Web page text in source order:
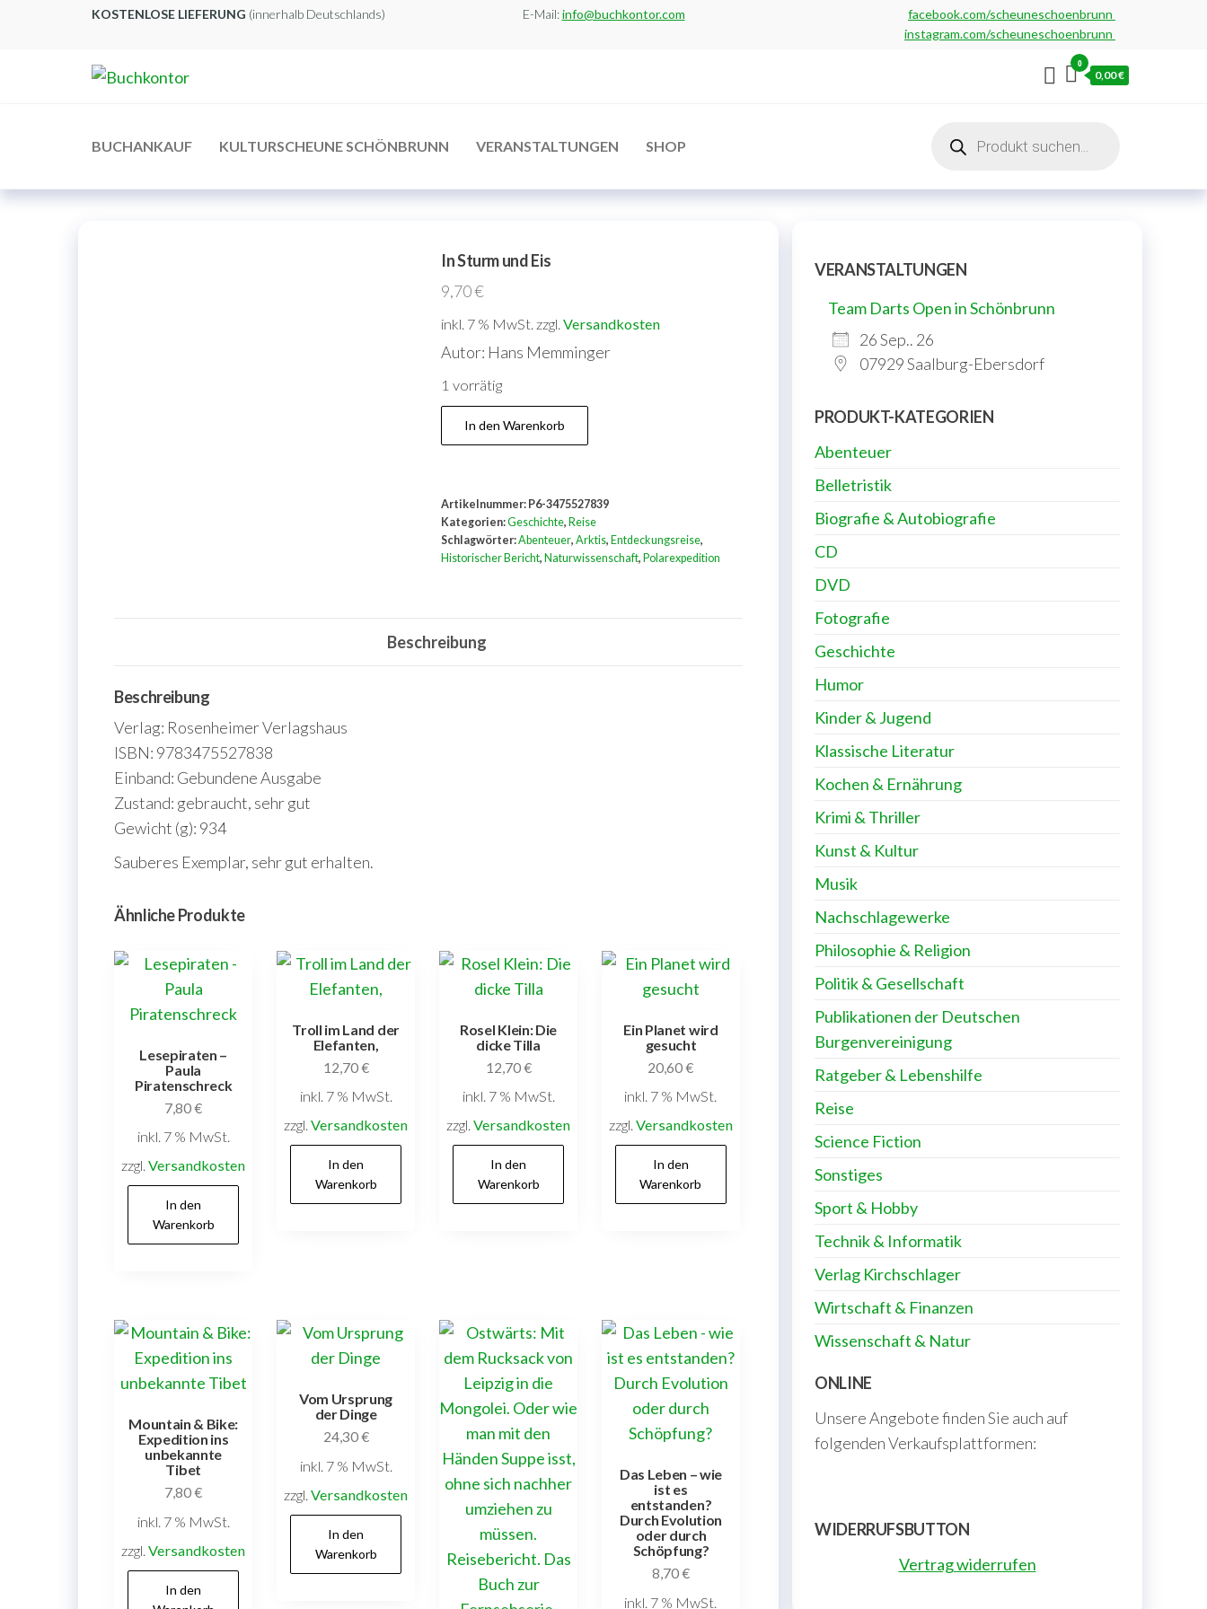
KOSTENLOSE LIEFERUNG (innerhalb Deutschlands) E-Mail:info@buchkontor.com
facebook.com/scheuneschoenbrunn
instagram.com/scheuneschoenbrunn
0
0,00 €
BUCHANKAUF KULTURSCHEUNE SCHÖNBRUNN VERANSTALTUNGEN SHOP
search
In Sturm und Eis
9,70€
inkl. 7 % MwSt. zzgl. Versandkosten
Autor: Hans Memminger
1 vorrätig
Sturm
Menge
In den Warenkorb
Artikelnummer: P6-3475527839
Kategorien:Geschichte, Reise
Schlagwörter:Abenteuer, Arktis, Entdeckungsreise,
Historischer Bericht, Naturwissenschaft, Polarexpedition
Beschreibung
Beschreibung
Verlag: Rosenheimer Verlagshaus
ISBN: 9783475527838
Einband: Gebundene Ausgabe
Zustand: gebraucht, sehr gut
Gewicht (g): 934
Sauberes Exemplar, sehr gut erhalten.
Ähnliche Produkte
Lesepiraten –
Paula
Piratenschreck
7,80€
inkl. 7 % MwSt.
zzgl.Versandkosten
In den
Warenkorb
Troll im Land der
Elefanten,
12,70€
inkl. 7 % MwSt.
zzgl.Versandkosten
In den
Warenkorb
Rosel Klein: Die
dicke Tilla
12,70€
inkl. 7 % MwSt.
zzgl.Versandkosten
In den
Warenkorb
Ein Planet wird
gesucht
20,60€
inkl. 7 % MwSt.
zzgl. Versandkosten
In den
Warenkorb
Mountain & Bike:
Expedition ins
unbekannte
Tibet
7,80€
inkl. 7 % MwSt.
zzgl.Versandkosten
In den
Vom Ursprung
der Dinge
24,30€
inkl. 7 % MwSt.
zzgl.Versandkosten
In den
Warenkorb
Das Leben – wie
ist es
entstanden?
Durch Evolution
oder durch
Schöpfung?
8,70€
inkl. 7 % MwSt.
VERANSTALTUNGEN
Team Darts Open in Schönbrunn
26 Sep.. 26
07929 Saalburg-Ebersdorf
PRODUKT-KATEGORIEN
Abenteuer
Belletristik
Biografie & Autobiografie
CD
DVD
Fotografie
Geschichte
Humor
Kinder & Jugend
Klassische Literatur
Kochen & Ernährung
Krimi & Thriller
Kunst & Kultur
Musik
Nachschlagewerke
Philosophie & Religion
Politik & Gesellschaft
Publikationen der Deutschen
Burgenvereinigung
Ratgeber & Lebenshilfe
Reise
Science Fiction
Sonstiges
Sport & Hobby
Technik & Informatik
Verlag Kirchschlager
Wirtschaft & Finanzen
Wissenschaft & Natur
ONLINE
Unsere Angebote finden Sie auch auf
folgenden Verkaufsplattformen:
WIDERRUFSBUTTON
Vertrag widerrufen